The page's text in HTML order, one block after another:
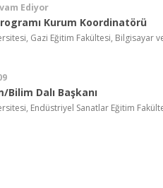
Ediyor
Kurum Koordinatörü
Gazi Eğitim Fakültesi, Bilgisayar
Bilim Dalı Başkanı
Endüstriyel Sanatlar Eğitim